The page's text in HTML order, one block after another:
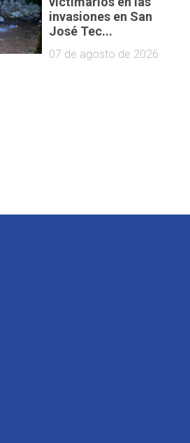
invasiones en San
José Tec...
07 de agosto de 2026